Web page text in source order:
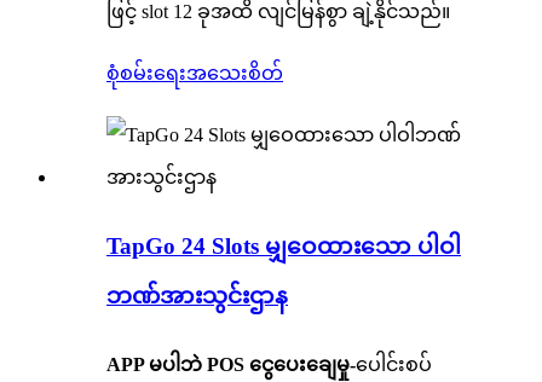
ဖြင့် slot 12 ခုအထိ လျင်မြန်စွာ ချဲ့နိုင်သည်။
စုံစမ်းရေးအသေးစိတ်
TapGo 24 Slots မျှဝေထားသော ပါဝါ
ဘဏ်အားသွင်းဌာန
APP မပါဘဲ POS ငွေပေးချေမှု-ပေါင်းစပ်